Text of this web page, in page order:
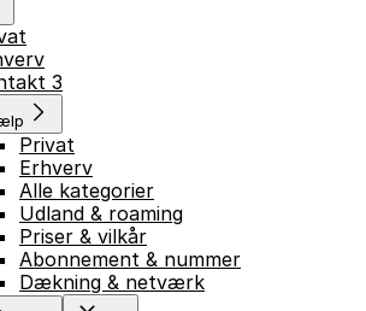
3
Privat
Erhverv
Alle kategorier
Udland & roaming
Priser & vilkår
Abonnement & nummer
Dækning & netværk